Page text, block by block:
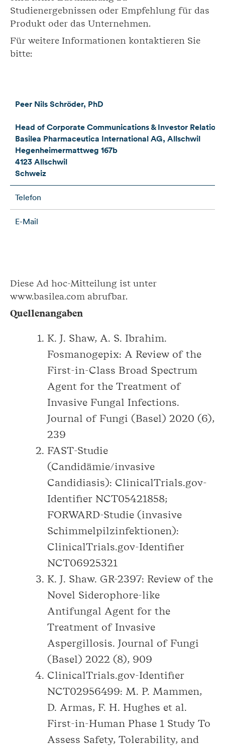
Studienergebnissen oder Empfehlung für das
Produkt oder das Unternehmen.
Für weitere Informationen kontaktieren Sie
bitte:
Peer Nils Schröder, PhD
Head of Corporate Communications & Investor Relations
Basilea Pharmaceutica International AG, Allschwil
Hegenheimermattweg 167b
4123 Allschwil
Schweiz
Telefon
E-Mail
Diese Ad hoc-Mitteilung ist unter
www.basilea.com abrufbar.
Quellenangaben
K. J. Shaw, A. S. Ibrahim.
Fosmanogepix: A Review of the
First-in-Class Broad Spectrum
Agent for the Treatment of
Invasive Fungal Infections.
Journal of Fungi (Basel) 2020 (6),
239
FAST-Studie
(Candidämie/invasive
Candidiasis): ClinicalTrials.gov-
Identifier NCT05421858;
FORWARD-Studie (invasive
Schimmelpilzinfektionen):
ClinicalTrials.gov-Identifier
NCT06925321
K. J. Shaw. GR-2397: Review of the
Novel Siderophore-like
Antifungal Agent for the
Treatment of Invasive
Aspergillosis. Journal of Fungi
(Basel) 2022 (8), 909
ClinicalTrials.gov-Identifier
NCT02956499: M. P. Mammen,
D. Armas, F. H. Hughes et al.
First-in-Human Phase 1 Study To
Assess Safety, Tolerability, and